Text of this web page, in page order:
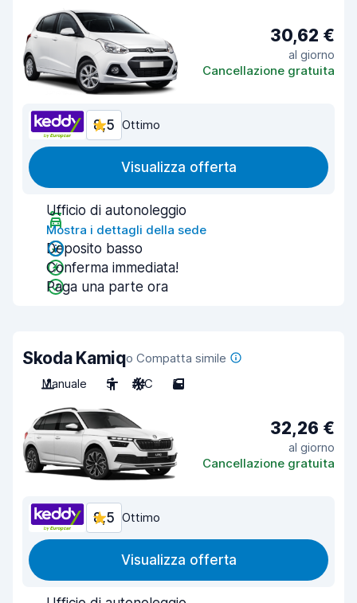
30,62 €
al giorno
Cancellazione gratuita
8,5 Ottimo
Visualizza offerta
Ufficio di autonoleggio
Mostra i dettagli della sede
Deposito basso
Conferma immediata!
Paga una parte ora
Skoda Kamiqo Compatta simile
Manuale
5 A/C 5
32,26 €
al giorno
Cancellazione gratuita
8,5 Ottimo
Visualizza offerta